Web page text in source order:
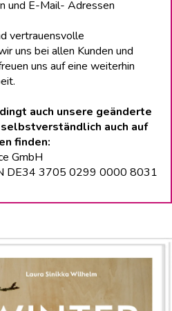
und E-Mail- Adressen
vertrauensvolle
uns bei allen Kunden und
uns auf eine weiterhin
auch unsere geänderte
auch auf
finden:
GmbH
DE34 3705 0299 0000 8031